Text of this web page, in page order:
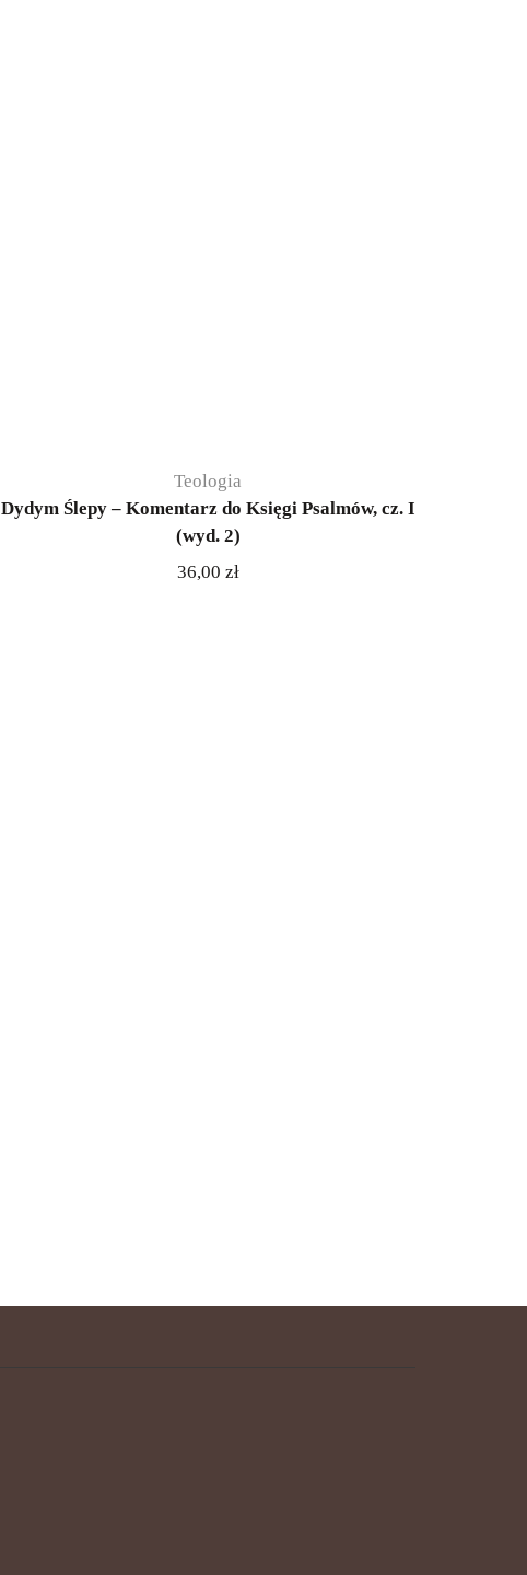
Teologia
Dydym Ślepy – Komentarz do Księgi Psalmów, cz. I
(wyd. 2)
36,00 zł